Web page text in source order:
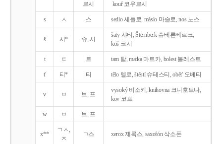
르시
kouř 코우르시
s ㅅ 스 sedlo 세들로, máslo 마슬로, nos 노스
š 시* 슈, 시
šaty 샤티, Šternberk 슈테른베르크,
koš 코시
t ㅌ 트 tam 탐, matka 마트카, bolest 볼레스트
t' 티* 티 tělo 텔로, štěstí 슈테스티, obět' 오베티
v ㅂ 브, 프
vysoký 비소키, knihovna 크니호브나,
kov 코프
w ㅂ 브, 프
x**
ㄱㅅ,
ㅈ
ㄱ스 xerox 제록스, saxofón 삭소폰